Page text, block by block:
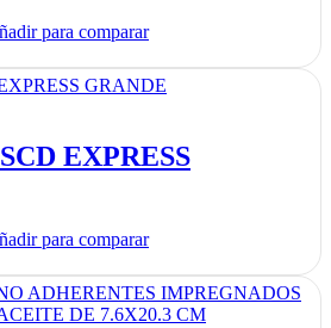
para comparar
EXPRESS
para comparar